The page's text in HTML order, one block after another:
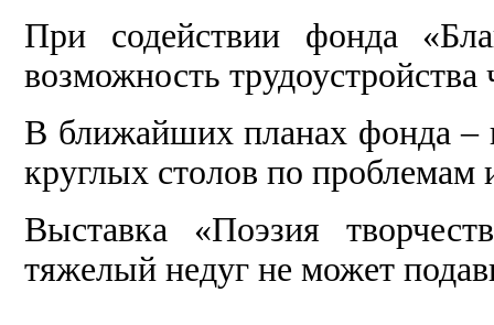
При содействии фонда
возможность трудоустройства
В ближайших планах фонда –
круглых столов по проблемам
Выставка «Поэзия
тяжелый недуг не может